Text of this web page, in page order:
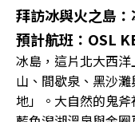
拜訪冰與火之島：
預計航班：OSL
冰島，這片北大西
山、間歇泉、黑沙
地」。大自然的鬼